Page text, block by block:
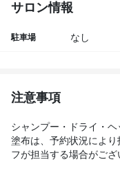
サロン情報
駐車場 なし
注意事項
シャンプー・ドライ・
塗布は、予約状況によ
フが担当する場合がござ